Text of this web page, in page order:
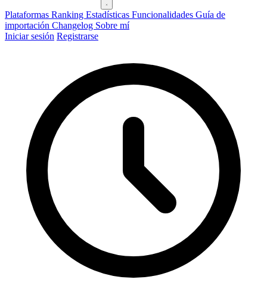
Plataformas Ranking Estadísticas Funcionalidades Guía de
importación Changelog Sobre mí
Iniciar sesión Registrarse